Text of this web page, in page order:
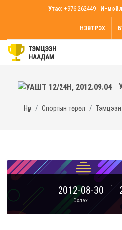
Утас: +976-262449 И-
НЭВТРЭХ
Нүүр Спортын төрөл Тэмцээн
2012-08-30
Эхлэх